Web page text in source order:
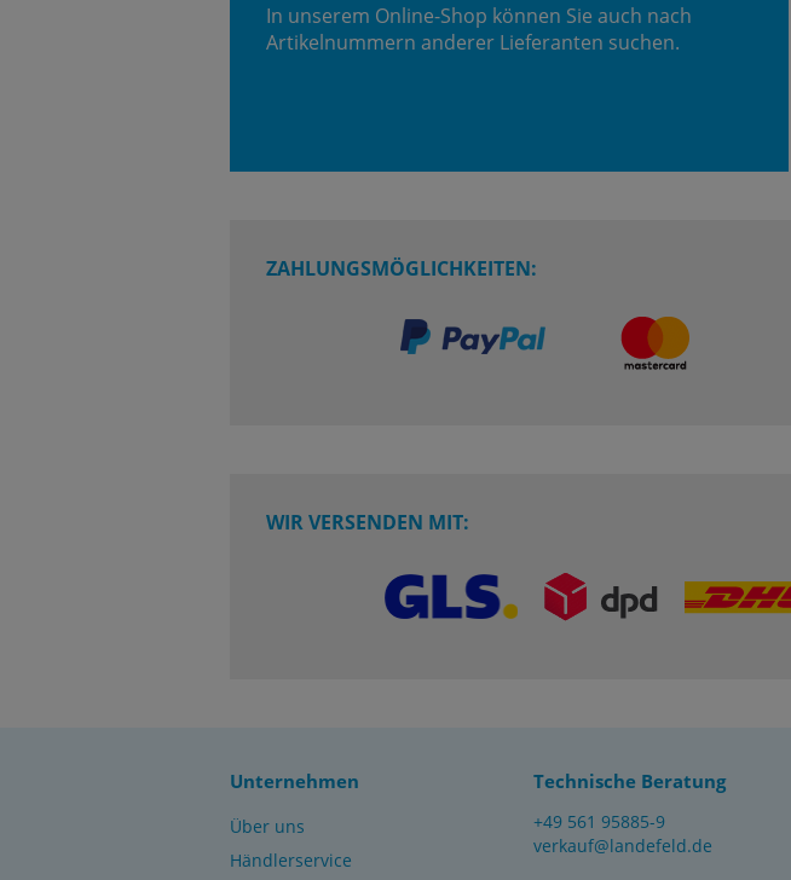
In unserem Online-Shop können Sie auch nach
Artikelnummern anderer Lieferanten suchen.
ZAHLUNGSMÖGLICHKEITEN:
WIR VERSENDEN MIT:
Unternehmen
Über uns
Händlerservice
Technische Beratung
+49 561 95885-9
verkauf@landefeld.de